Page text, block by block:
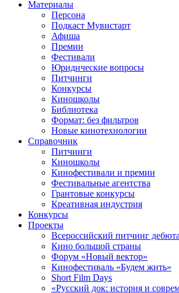
Материалы
Персона
Подкаст Мувистарт
Афиша
Премии
Фестивали
Юридические вопросы
Питчинги
Конкурсы
Киношколы
Библиотека
Формат: без фильтров
Новые кинотехнологии
Справочник
Питчинги
Киношколы
Кинофестивали и премии
Фестивальные агентства
Грантовые конкурсы
Креативная индустрия
Конкурсы
Проекты
Всероссийский питчинг
Кино большой страны
Форум «Новый вектор»
Кинофестиваль «Будем жить»
Short Film Days
«Русский док: история и